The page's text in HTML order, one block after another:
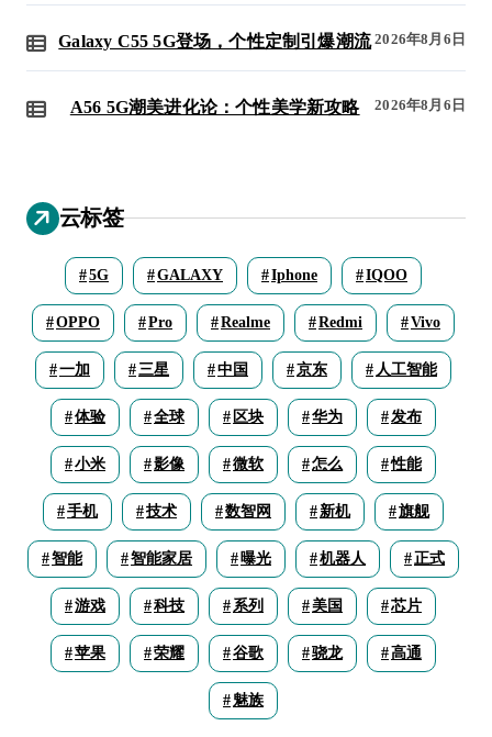
Galaxy C55 5G登场，个性定制引爆潮流 2026年8月6日
A56 5G潮美进化论：个性美学新攻略 2026年8月6日
云标签
5G GALAXY Iphone IQOO
OPPO Pro Realme Redmi Vivo
一加 三星 中国 京东 人工智能
体验 全球 区块 华为 发布
小米 影像 微软 怎么 性能
手机 技术 数智网 新机 旗舰
智能 智能家居 曝光 机器人 正式
游戏 科技 系列 美国 芯片
苹果 荣耀 谷歌 骁龙 高通
魅族